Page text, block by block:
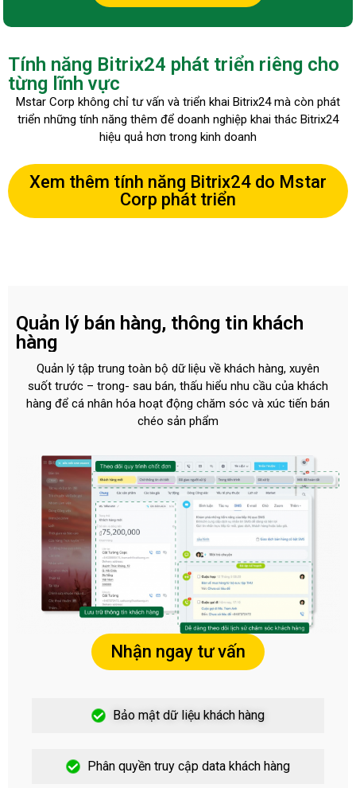
Tính năng Bitrix24 phát triển riêng cho
từng lĩnh vực
Mstar Corp không chỉ tư vấn và triển khai Bitrix24 mà còn phát
triển những tính năng thêm để doanh nghiệp khai thác Bitrix24
hiệu quả hơn trong kinh doanh
Xem thêm tính năng Bitrix24 do Mstar
Corp phát triển
Quản lý bán hàng, thông tin khách
hàng
Quản lý tập trung toàn bộ dữ liệu về khách hàng, xuyên
suốt trước – trong- sau bán, thấu hiểu nhu cầu của khách
hàng để cá nhân hóa hoạt động chăm sóc và xúc tiến bán
chéo sản phẩm
Nhận ngay tư vấn
Bảo mật dữ liệu khách hàng
Phân quyền truy cập data khách hàng